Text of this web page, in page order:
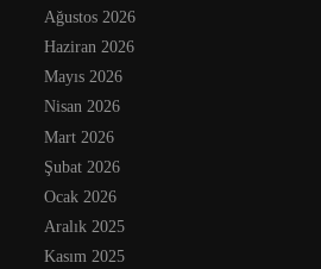
Ağustos 2026
Haziran 2026
Mayıs 2026
Nisan 2026
Mart 2026
Şubat 2026
Ocak 2026
Aralık 2025
Kasım 2025